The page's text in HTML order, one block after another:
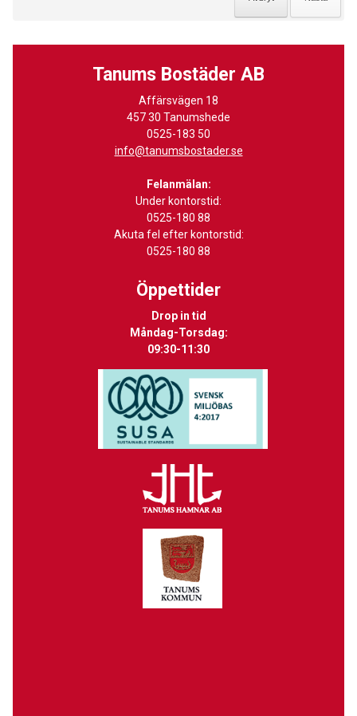
Tanums Bostäder AB
Affärsvägen 18
457 30 Tanumshede
0525-183 50
info@tanumsbostader.se
Felanmälan:
Under kontorstid:
0525-180 88
Akuta fel efter kontorstid:
0525-180 88
Öppettider
Drop in tid
Måndag-Torsdag:
09:30-11:30